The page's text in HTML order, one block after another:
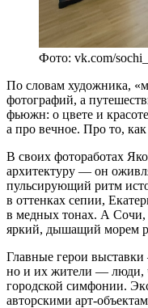
Фото: vk.com/
По словам художника,
фотографий, а
фьюжн: о цвете и
а про вечное. Про то,
В своих фотоработах
архитектуру — он
пульсирующий ритм
в оттенках сепии,
в медных тонах. А Сочи,
яркий, дышащий морем
Главные герои
но и их жители — люди,
городской симфонии.
авторскими арт-